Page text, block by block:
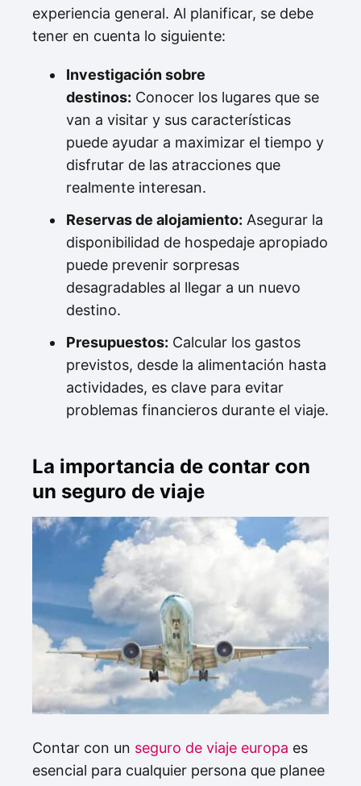
experiencia general. Al planificar, se debe
tener en cuenta lo siguiente:
Investigación sobre
destinos: Conocer los lugares que se
van a visitar y sus características
puede ayudar a maximizar el tiempo y
disfrutar de las atracciones que
realmente interesan.
Reservas de alojamiento: Asegurar la
disponibilidad de hospedaje apropiado
puede prevenir sorpresas
desagradables al llegar a un nuevo
destino.
Presupuestos: Calcular los gastos
previstos, desde la alimentación hasta
actividades, es clave para evitar
problemas financieros durante el viaje.
La importancia de contar con
un seguro de viaje
Contar con un seguro de viaje europa es
esencial para cualquier persona que planee